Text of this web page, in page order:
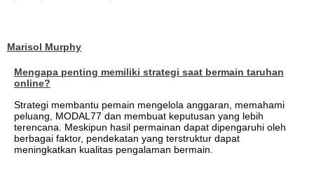
Marisol Murphy
Mengapa penting memiliki strategi saat bermain taruhan
online?
Strategi membantu pemain mengelola anggaran, memahami
peluang, MODAL77 dan membuat keputusan yang lebih
terencana. Meskipun hasil permainan dapat dipengaruhi oleh
berbagai faktor, pendekatan yang terstruktur dapat
meningkatkan kualitas pengalaman bermain.